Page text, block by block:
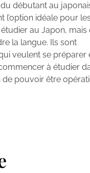
débutant au
l’option idéale pour
au Japon, mais
la langue. Ils sont
veulent se préparer
à étudier
pouvoir être